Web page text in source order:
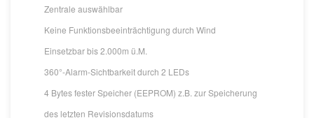
Zentrale auswählbar
Keine Funktionsbeeinträchtigung durch Wind
Einsetzbar bis 2.000m ü.M.
360°-Alarm-Sichtbarkeit durch 2 LEDs
4 Bytes fester Speicher (EEPROM) z.B. zur Speicherung
des letzten Revisionsdatums